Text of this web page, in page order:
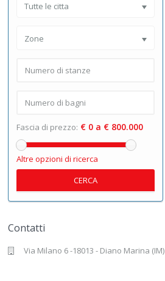
Tutte le citta
Zone
Fascia di prezzo: € 0 a € 800.000
Altre opzioni di ricerca
CERCA
Contatti
Via Milano 6 -18013 - Diano Marina (IM)